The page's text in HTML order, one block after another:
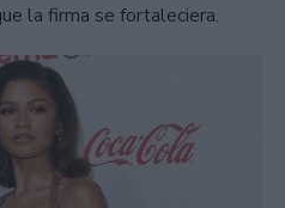
la firma se fortaleciera.